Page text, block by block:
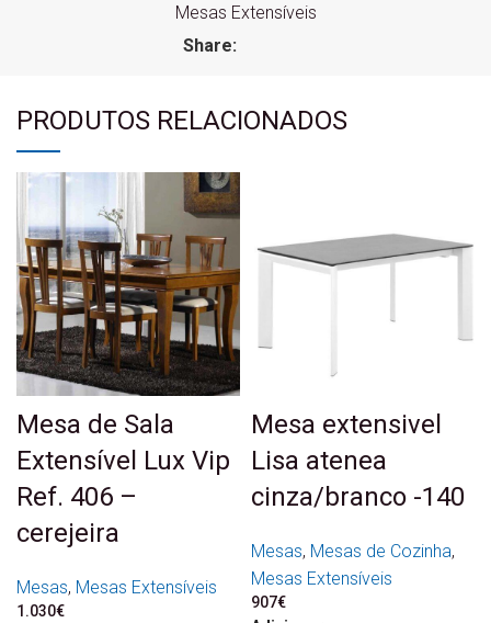
Mesas Extensíveis
Share:
PRODUTOS RELACIONADOS
Mesa de Sala
Extensível Lux Vip
Ref. 406 –
cerejeira
Mesas, Mesas Extensíveis
1.030€
Mesa extensivel
Lisa atenea
cinza/branco -140
Mesas, Mesas de Cozinha,
Mesas Extensíveis
907€